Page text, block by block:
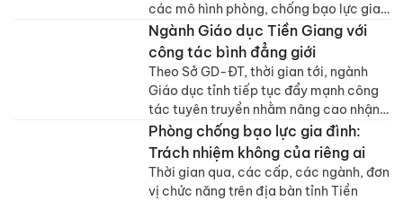
các mô hình phòng, chống bạo lực gia
đình, từng bước xóa bỏ khoảng cách về
giới.
Ngành Giáo dục Tiền Giang với
công tác bình đẳng giới
Theo Sở GD-ĐT, thời gian tới, ngành
Giáo dục tỉnh tiếp tục đẩy mạnh công
tác tuyên truyền nhằm nâng cao nhận
thức, hành động của cán bộ, giáo viên
về bình đẳng giới.
Phòng chống bạo lực gia đình:
Trách nhiệm không của riêng ai
Thời gian qua, các cấp, các ngành, đơn
vị chức năng trên địa bàn tỉnh Tiền